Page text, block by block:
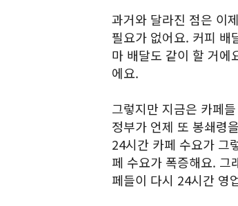
과거와 달라진 점은 이
필요가 없어요. 커피 배
마 배달도 같이 할 거에
에요.
그렇지만 지금은 카페
정부가 언제 또 봉쇄령
24시간 카페 수요가 그
페 수요가 폭증해요. 그
페들이 다시 24시간 영